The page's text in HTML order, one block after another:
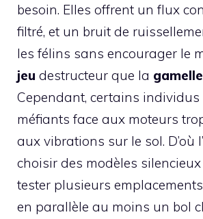
besoin. Elles offrent un flux
filtré, et un bruit de
les félins sans encourager le
jeu destructeur que la gamelle
Cependant, certains individus
méfiants face aux moteurs
aux vibrations sur le sol. D’où
choisir des modèles
tester plusieurs
en parallèle au moins un bol